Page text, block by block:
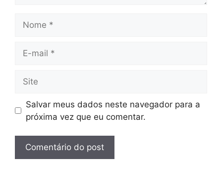
mail
Salvar meus dados neste navegador para a
próxima vez que eu comentar.